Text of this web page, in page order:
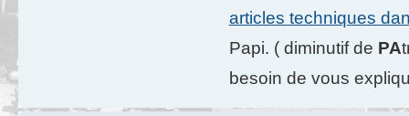
articles techniques
Papi. ( diminutif de PA
besoin de vous